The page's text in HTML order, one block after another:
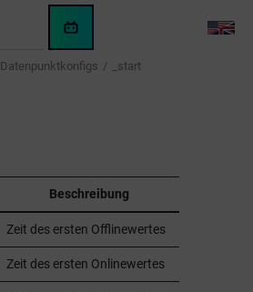
WinCC
OA
KI-
LANG
Datenpunktkonfigs _start
Beschreibung
Zeit des ersten Offlinewertes
Zeit des ersten Onlinewertes